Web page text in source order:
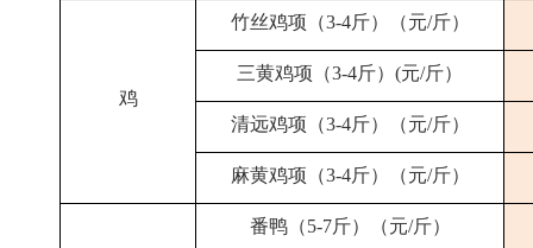
鸡
竹丝鸡项（3-4斤）（元/斤）
三黄鸡项（3-4斤）(元/斤）
清远鸡项（3-4斤）（元/斤）
麻黄鸡项（3-4斤）（元/斤）
番鸭（5-7斤）（元/斤）